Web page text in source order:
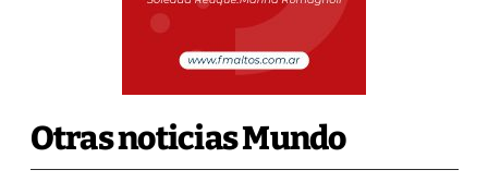
Otras noticias Mundo